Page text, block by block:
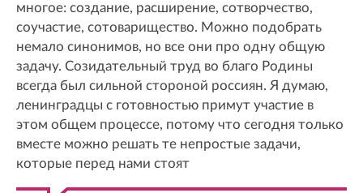
многое: создание, расширение, сотворчество,
соучастие, сотоварищество. Можно подобрать
немало синонимов, но все они про одну общую
задачу. Созидательный труд во благо Родины
всегда был сильной стороной россиян. Я думаю,
ленинградцы с готовностью примут участие в
этом общем процессе, потому что сегодня только
вместе можно решать те непростые задачи,
которые перед нами стоят